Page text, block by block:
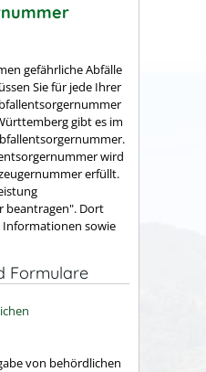
gefährliche Abfälle
Sie für jede Ihrer
gibt es im
wird
erfüllt.
beantragen". Dort
Informationen sowie
Formulare
von behördlichen